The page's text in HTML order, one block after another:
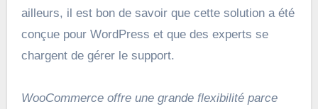
ailleurs, il est bon de savoir que cette solution a été
conçue pour WordPress et que des experts se
chargent de gérer le support.
WooCommerce offre une grande flexibilité parce